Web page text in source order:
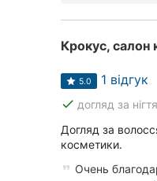
Крокус, салон
5.0 1 відгук
done догляд за
Догляд за
косметики.
Очень